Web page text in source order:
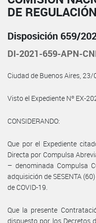
DE
Disposición 659/
DI-2021-659-APN-
Ciudad de Buenos Aires,
Visto el Expediente Nº EX-
CONSIDERANDO:
Que por el Expediente
Directa por Compulsa
– denominada Compulsa
adquisición de SESENTA
de COVID-19.
Que la presente
dispuesto por los Decretos